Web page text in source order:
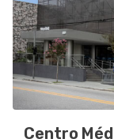
Centro